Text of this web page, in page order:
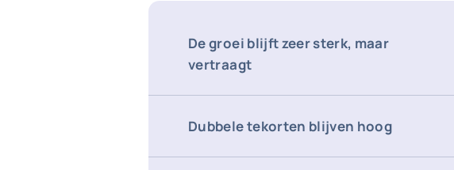
De groei blijft zeer sterk, maar
vertraagt
Dubbele tekorten blijven hoog